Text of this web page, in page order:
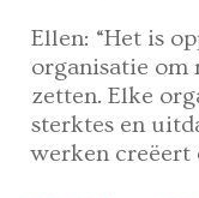
Ellen: “Het is
organisatie om
zetten. Elke
sterktes en
werken creëert